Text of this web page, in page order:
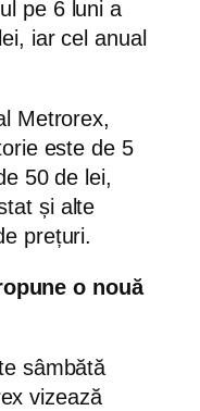
pe 6 luni a
iar cel anual
Metrorex,
este de 5
50 de lei,
și alte
prețuri.
o nouă
sâmbătă
vizează